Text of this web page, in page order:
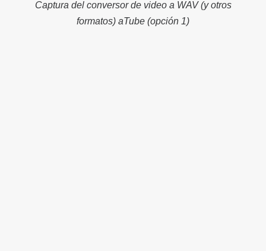
Captura del conversor de video a WAV (y otros
formatos) aTube (opción 1)